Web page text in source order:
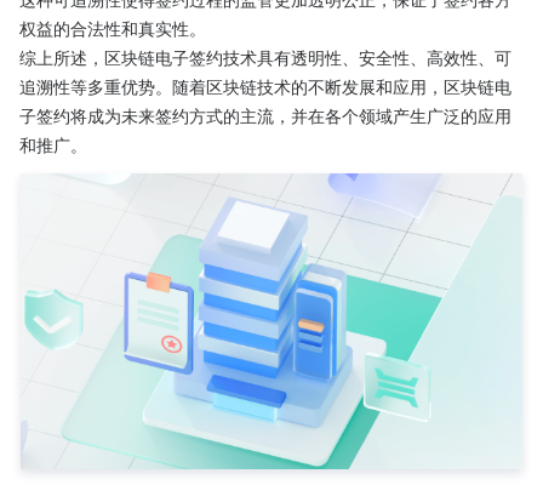
权益的合法性和真实性。
综上所述，区块链电子签约技术具有透明性、安全性、高效性、可
追溯性等多重优势。随着区块链技术的不断发展和应用，区块链电
子签约将成为未来签约方式的主流，并在各个领域产生广泛的应用
和推广。